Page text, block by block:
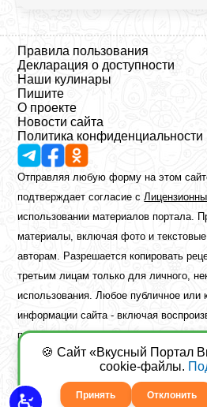
Правила пользования
Декларация о доступности
Наши кулинары
Пишите
О проекте
Новости сайта
Политика конфиденциальности
Отправляя любую форму на этом
подтверждает согласие с
использовании материалов портала.
материалы, включая фото и
авторам. Разрешается копировать
третьим лицам только для личного,
использования. Любое публичное или
информации сайта - включая
публикацию или обработку -
предварительного письменного
Copyright ©2026 Вкусный
Сайт построенfreebrush.net
🍪 Сайт «Вкусный Портал
cookie-файлы.
Принять Отклонить